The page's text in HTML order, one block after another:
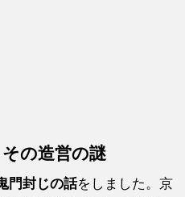
の造営の謎
門封じの話をしました。京